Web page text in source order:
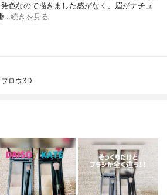
色なので描きました感がなく、眉がナチュ
…続きを見る
ロウ3D